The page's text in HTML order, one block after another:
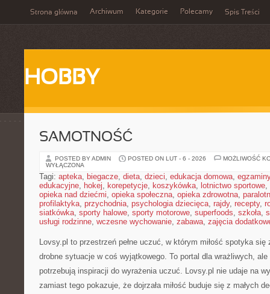
Strona główna Archiwum Kategorie Polecamy Spis Treści
HOBBY
SAMOTNOŚĆ
POSTED BY ADMIN POSTED ON LUT - 6 - 2026
MOŻLIWOŚĆ
WYŁĄCZONA
Tagi: apteka, biegacze, dieta, dzieci, edukacja domowa, egzaminy
edukacyjne, hokej, korepetycje, koszykówka, lotnictwo sportowe,
opieka nad dziećmi, opieka społeczna, opieka zdrowotna,
profilaktyka, przychodnia, psychologia dziecięca, rajdy, recepty,
siatkówka, sporty halowe, sporty motorowe, superfoods, szkoła,
usługi rodzinne, wczesne wychowanie, zabawa, zajęcia
Lovsy.pl to przestrzeń pełne uczuć, w którym miłość spotyka
drobne sytuacje w coś wyjątkowego. To portal dla wrażliwych,
potrzebują inspiracji do wyrażenia uczuć. Lovsy.pl nie udaje na
zamiast tego pokazuje, że dojrzała miłość buduje się z małych